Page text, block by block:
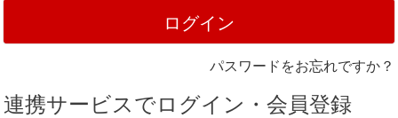
ログイン
パスワードをお忘れですか？
連携サービスでログイン・会員登録